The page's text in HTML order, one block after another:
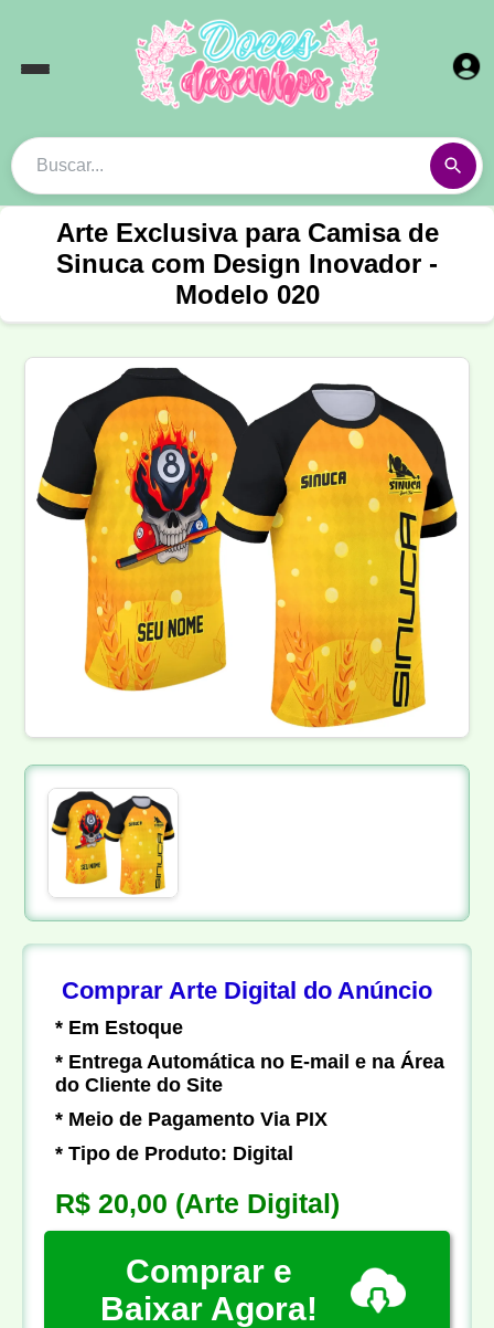
Arte Exclusiva para Camisa de
Sinuca com Design Inovador -
Modelo 020
Comprar Arte Digital do Anúncio
* Em Estoque
* Entrega Automática no E-mail e na Área
do Cliente do Site
* Meio de Pagamento Via PIX
* Tipo de Produto: Digital
R$ 20,00 (Arte Digital)
Comprar e
Baixar Agora!